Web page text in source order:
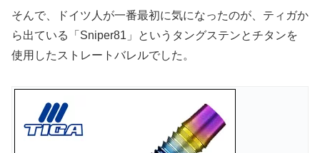
そんで、ドイツ人が一番最初に気になったのが、ティガか
ら出ている「Sniper81」というタングステンとチタンを
使用したストレートバレルでした。